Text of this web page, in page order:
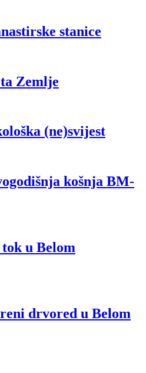
stanice
Zemlje
(ne)svijest
košnja BM-
u Belom
drvored u Belom